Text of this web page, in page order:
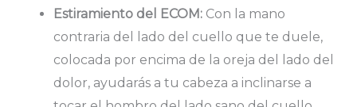
Estiramiento del ECOM: Con la mano
contraria del lado del cuello que te duele,
colocada por encima de la oreja del lado del
dolor, ayudarás a tu cabeza a inclinarse a